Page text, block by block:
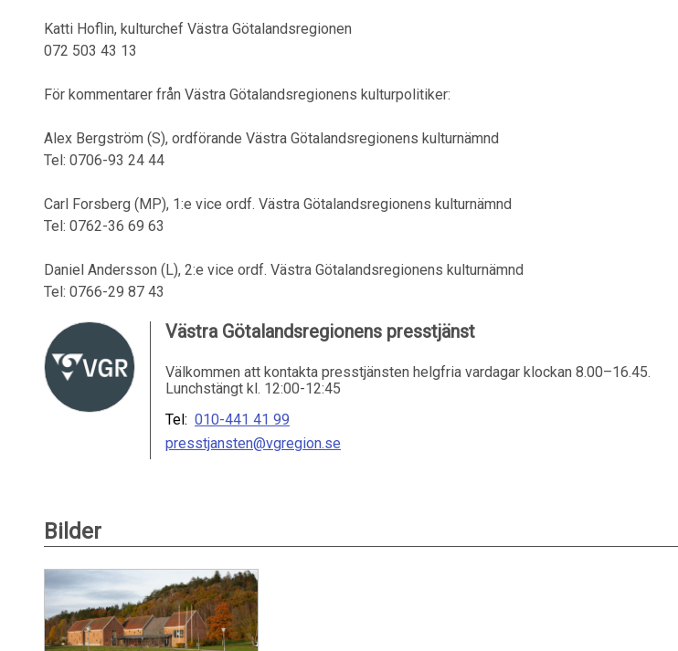
Katti Hoflin, kulturchef Västra Götalandsregionen
072 503 43 13
För kommentarer från Västra Götalandsregionens kulturpolitiker:
Alex Bergström (S), ordförande Västra Götalandsregionens kulturnämnd
Tel: 0706-93 24 44
Carl Forsberg (MP), 1:e vice ordf. Västra Götalandsregionens kulturnämnd
Tel: 0762-36 69 63
Daniel Andersson (L), 2:e vice ordf. Västra Götalandsregionens kulturnämnd
Tel: 0766-29 87 43
Västra Götalandsregionens presstjänst
Välkommen att kontakta presstjänsten helgfria vardagar klockan 8.00–16.45.
Lunchstängt kl. 12:00-12:45
Tel: 010-441 41 99
presstjansten@vgregion.se
Bilder